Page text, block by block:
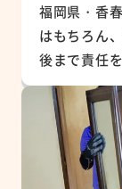
福岡県・香
はもちろん
後まで責任